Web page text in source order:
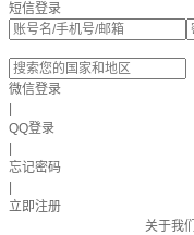
短信登录
微信登录
QQ登录
忘记密码
立即注册
关于我们